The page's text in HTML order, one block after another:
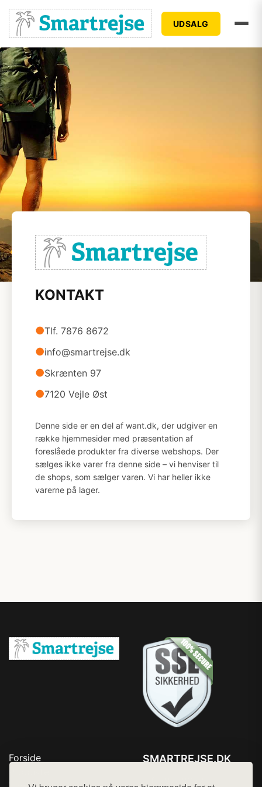
UDSALG
KONTAKT
●Tlf. 7876 8672
●info@smartrejse.dk
●Skrænten 97
●7120 Vejle Øst
Denne side er en del af want.dk, der udgiver en
række hjemmesider med præsentation af
foreslåede produkter fra diverse webshops. Der
sælges ikke varer fra denne side – vi henviser til
de shops, som sælger varen. Vi har heller ikke
varerne på lager.
Forside
SMARTREJSE.DK